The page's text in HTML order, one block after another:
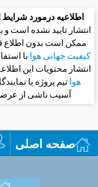
اطلاعیه درمورد شرایط
انتشار تایید نشده است و
ممکن است بدون اطلاع
کیفیت جهانی هوابا
انتشار محتویات این
هواتیم پروژه یا
آسیب ناشی از
صفحه اصلی